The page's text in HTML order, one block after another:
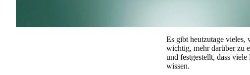
Es gibt heutzutage vieles,
wichtig, mehr darüber zu
und festgestellt, dass
wissen.